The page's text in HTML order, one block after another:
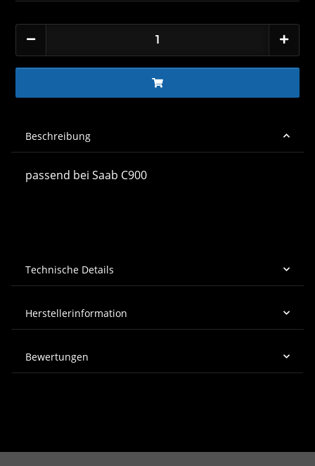
Beschreibung
passend bei Saab C900
Technische Details
Herstellerinformation
Bewertungen